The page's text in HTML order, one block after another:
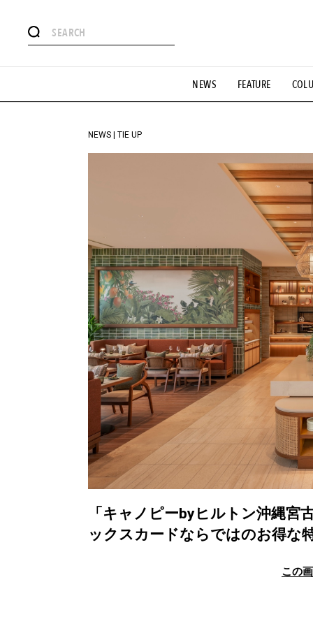
NEWS FEATURE
#憧れの逸品 #ESSENTIAL
#GH 銘品の所以 #フイナムのYouTube #Commune H
#HANDSOME HANDBOOK
NEWS | TIE UP
「キャノピーbyヒルトン沖縄宮
ックスカードならではのお得な
この